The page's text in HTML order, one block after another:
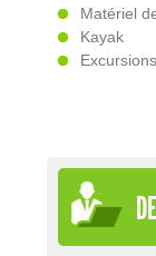
Matériel
Kayak